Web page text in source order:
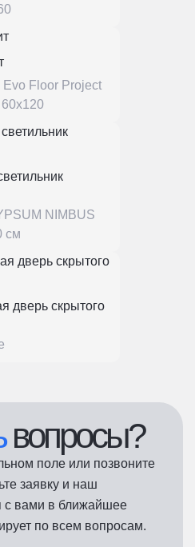
Evo Floor Project
NIMBUS
см
дверь скрытого
вопросы?
поле или позвоните
заявку и наш
с вами в ближайшее
по всем вопросам.